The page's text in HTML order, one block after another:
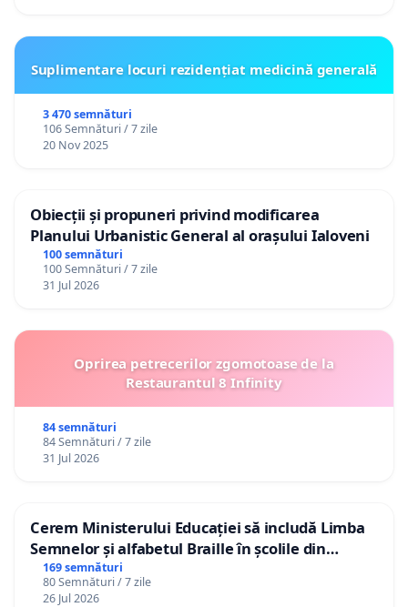
Suplimentare locuri rezidențiat medicină generală
3 470 semnături
106 Semnături / 7 zile
20 Nov 2025
Obiecții și propuneri privind modificarea
Planului Urbanistic General al orașului Ialoveni
100 semnături
100 Semnături / 7 zile
31 Jul 2026
Oprirea petrecerilor zgomotoase de la
Restaurantul 8 Infinity
84 semnături
84 Semnături / 7 zile
31 Jul 2026
Cerem Ministerului Educației să includă Limba
Semnelor și alfabetul Braille în școlile din
Republica Moldova!
169 semnături
80 Semnături / 7 zile
26 Jul 2026